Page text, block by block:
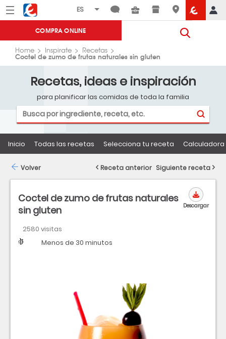
Menú Eroski
COMPRA ONLINE
Home Inspirate Recetas
Coctel de zumo de frutas naturales sin gluten
Recetas, ideas e inspiración
para planificar las comidas de toda la familia
Inicio Todas las recetas Selecciona tu receta
Coctel de zumo de frutas naturales
sin gluten
2580 visitas
Dificultad
Tiempo Menos de 30 minutos
Descargar
Volver Receta anterior Siguiente receta